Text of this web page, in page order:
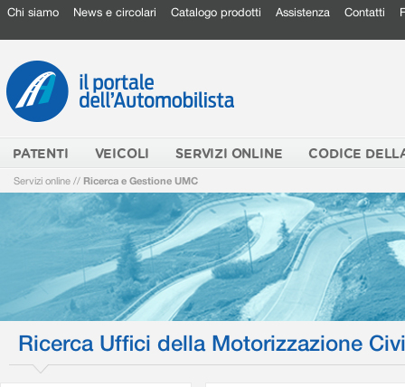
Chi siamo News e circolari Catalogo prodotti Assistenza Contatti
PATENTI VEICOLI SERVIZI ONLINE CODICE
Servizi online // Ricerca e Gestione UMC
Ricerca Uffici della Motorizzazione